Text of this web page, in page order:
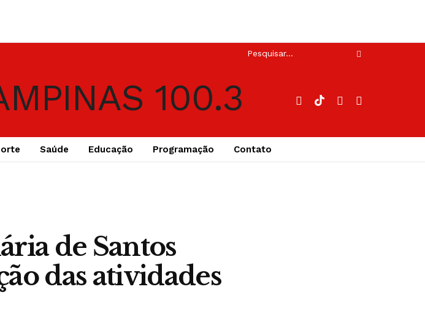
Saúde Educação Programação Contato
de Santos
das atividades